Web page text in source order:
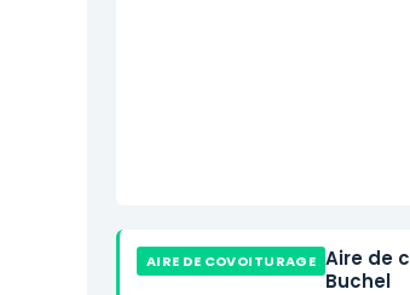
AIRE DE COVOITURAGE Aire de
Buchel